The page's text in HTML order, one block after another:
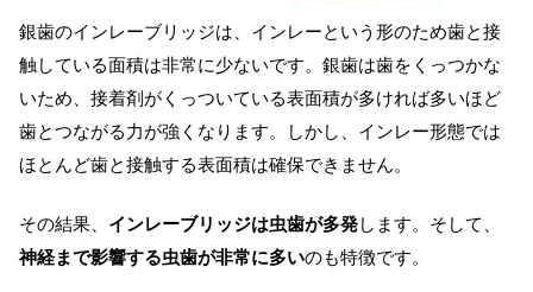
銀歯のインレーブリッジは、インレーという形のため歯と接
触している面積は非常に少ないです。銀歯は歯をくっつかな
いため、接着剤がくっついている表面積が多ければ多いほど
歯とつながる力が強くなります。しかし、インレー形態では
ほとんど歯と接触する表面積は確保できません。
その結果、 インレーブリッジは虫歯が多発します。そして、
神経まで影響する虫歯が非常に多いのも特徴です。